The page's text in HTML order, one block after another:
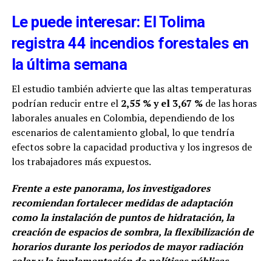
Le puede interesar: El Tolima
registra 44 incendios forestales en
la última semana
El estudio también advierte que las altas temperaturas
podrían reducir entre el 2,55 % y el 3,67 %de las horas
laborales anuales en Colombia, dependiendo de los
escenarios de calentamiento global, lo que tendría
efectos sobre la capacidad productiva y los ingresos de
los trabajadores más expuestos.
Frente a este panorama, los investigadores
recomiendan fortalecer medidas de adaptación
como la instalación de puntos de hidratación, la
creación de espacios de sombra, la flexibilización de
horarios durante los periodos de mayor radiación